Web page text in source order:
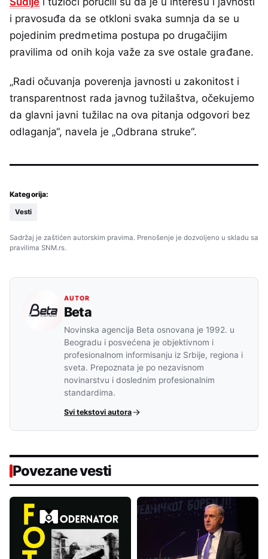
i pravosuđa da se otkloni svaka sumnja da se u
pojedinim predmetima postupa po drugačijim
pravilima od onih koja važe za sve ostale građane.
„Radi očuvanja poverenja javnosti u zakonitost i
transparentnost rada javnog tužilaštva, očekujemo
da glavni javni tužilac na ova pitanja odgovori bez
odlaganja“, navela je „Odbrana struke“.
Kategorija:
Vesti
Sadržaj je zaštićen autorskim pravima. Prenošenje je dozvoljeno u skladu sa
pravilima SNM.rs.
AUTOR
Beta
Novinska agencija Beta osnovana je 1992. u
Beogradu i posvećena je objektivnom i
profesionalnom informisanju iz Srbije, regiona i
sveta. Prepoznata je po nezavisnom
novinarstvu i doslednim profesionalnim
standardima.
Svi tekstovi autora
Povezane vesti